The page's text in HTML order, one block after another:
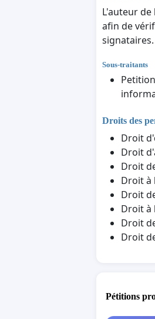
L'auteur
afin de
signataires.
Sous-traitants
Droits des
Droit
Droit
Droit
Droit à
Droit
Droit à
Droit
Droit
Pétitions